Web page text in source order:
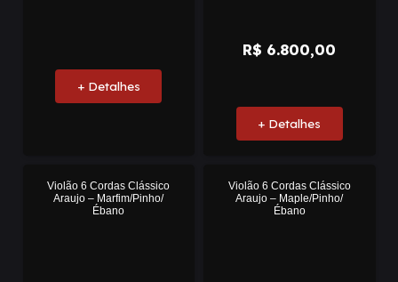
+ Detalhes
R$ 6.800,00
+ Detalhes
Violão 6 Cordas Clássico
Araujo – Marfim/Pinho/
Ébano
Violão 6 Cordas Clássico
Araujo – Maple/Pinho/
Ébano